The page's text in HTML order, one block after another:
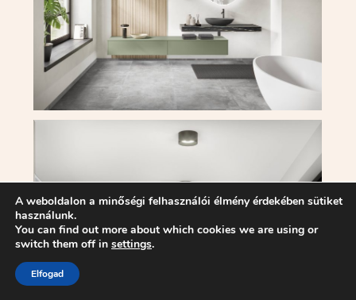
A weboldalon a minőségi felhasználói élmény érdekében sütiket
használunk.
You can find out more about which cookies we are using or
switch them off in settings.
Elfogad